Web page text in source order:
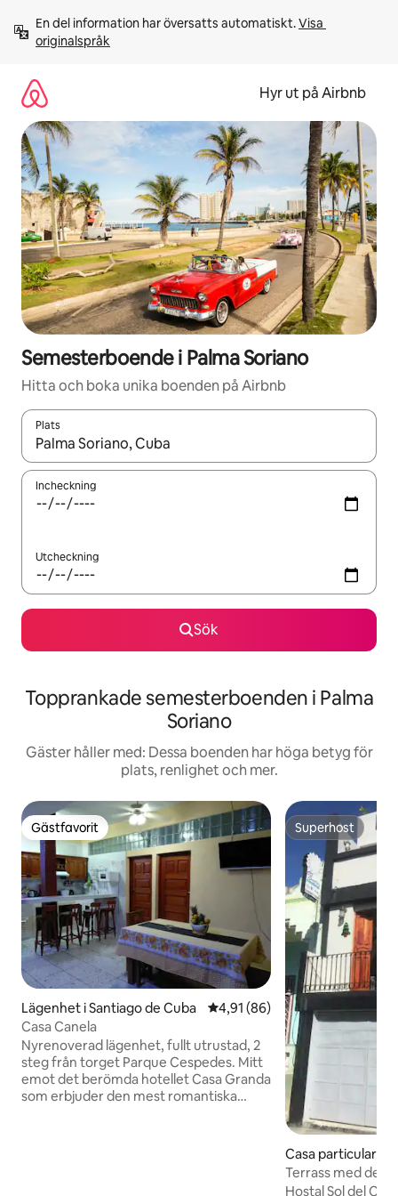
innehåll
En del information har översatts automatiskt. Visa
originalspråk
Hyr ut på Airbnb
Semesterboende i Palma Soriano
Hitta och boka unika boenden på Airbnb
Plats
När resultaten är tillgängliga kan du navigera med upp- och
Incheckning
Utcheckning
Sök
Topprankade semesterboenden i Palma
Soriano
Gäster håller med: Dessa boenden har höga betyg för
plats, renlighet och mer.
Gästfavorit
Gästfavorit
Lägenhet i Santiago de Cuba 4,91 av 5 i genomsnittligt
4,91 (86)
Casa Canela
Nyrenoverad lägenhet, fullt utrustad, 2
steg från torget Parque Cespedes. Mitt
emot det berömda hotellet Casa Granda
som erbjuder den mest romantiska
Superhost
Superhost
Casa particular i
Cuba
Terrass med den
Santiago + Wifi
Hostal Sol del